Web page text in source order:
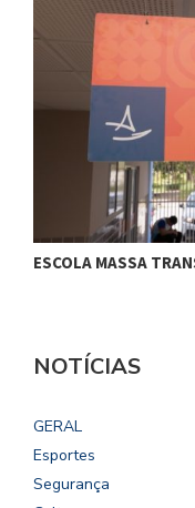
ESCOLA MASSA
NOTÍCIAS
GERAL
Esportes
Segurança